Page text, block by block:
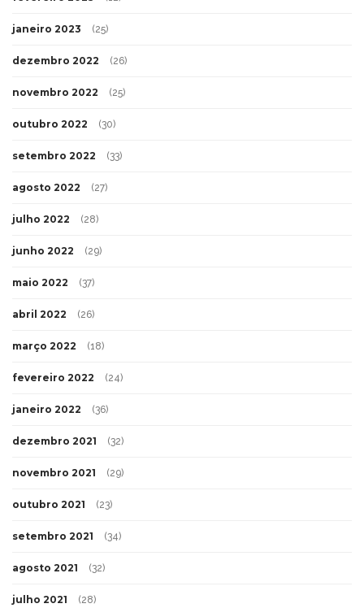
janeiro 2023 (25)
dezembro 2022 (26)
novembro 2022 (25)
outubro 2022 (30)
setembro 2022 (33)
agosto 2022 (27)
julho 2022 (28)
junho 2022 (29)
maio 2022 (37)
abril 2022 (26)
março 2022 (18)
fevereiro 2022 (24)
janeiro 2022 (36)
dezembro 2021 (32)
novembro 2021 (29)
outubro 2021 (23)
setembro 2021 (34)
agosto 2021 (32)
julho 2021 (28)